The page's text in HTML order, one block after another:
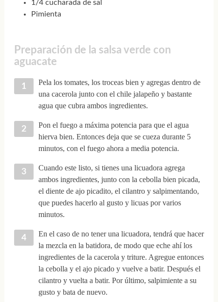
1/4 cucharada de sal
Pimienta
Preparación de la salsa verde con
aguacate
Pela los tomates, los troceas bien y agregas dentro de
una cacerola junto con el chile jalapeño y bastante
agua que cubra ambos ingredientes.
Pon el fuego a máxima potencia para que el agua
hierva bien. Entonces deja que se cueza durante 5
minutos, con el fuego ahora a media potencia.
Cuando este listo, si tienes una licuadora agrega
ambos ingredientes, junto con la cebolla bien picada,
el diente de ajo picadito, el cilantro y salpimentando,
que puedes hacerlo al gusto y licuas por varios
minutos.
En el caso de no tener una licuadora, tendrá que hacer
la mezcla en la batidora, de modo que eche ahí los
ingredientes de la cacerola y triture. Agregue entonces
la cebolla y el ajo picado y vuelve a batir. Después el
cilantro y vuelta a batir. Por último, salpimiente a su
gusto y bata de nuevo.